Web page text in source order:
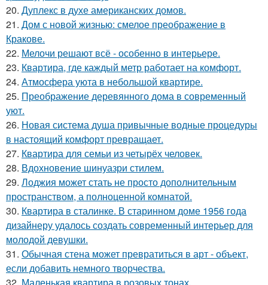
20. Дуплекс в духе американских домов.
21. Дом с новой жизнью: смелое преображение в
Кракове.
22. Мелочи решают всё - особенно в интерьере.
23. Квартира, где каждый метр работает на комфорт.
24. Атмосфера уюта в небольшой квартире.
25. Преображение деревянного дома в современный
уют.
26. Новая система душа привычные водные процедуры
в настоящий комфорт превращает.
27. Квартира для семьи из четырёх человек.
28. Вдохновение шинуазри стилем.
29. Лоджия может стать не просто дополнительным
пространством, а полноценной комнатой.
30. Квартира в сталинке. В старинном доме 1956 года
дизайнеру удалось создать современный интерьер для
молодой девушки.
31. Обычная стена может превратиться в арт - объект,
если добавить немного творчества.
32. Маленькая квартира в розовых тонах.